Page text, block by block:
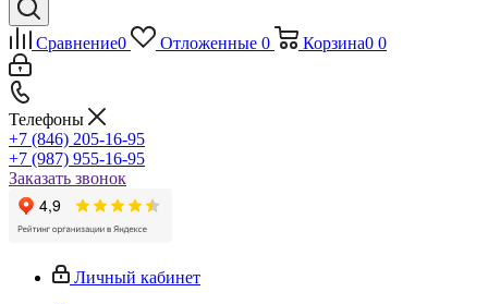
Сравнение0 Отложенные 0 Корзина0 0
Телефоны
+7 (846) 205-16-95
+7 (987) 955-16-95
Заказать звонок
Личный кабинет